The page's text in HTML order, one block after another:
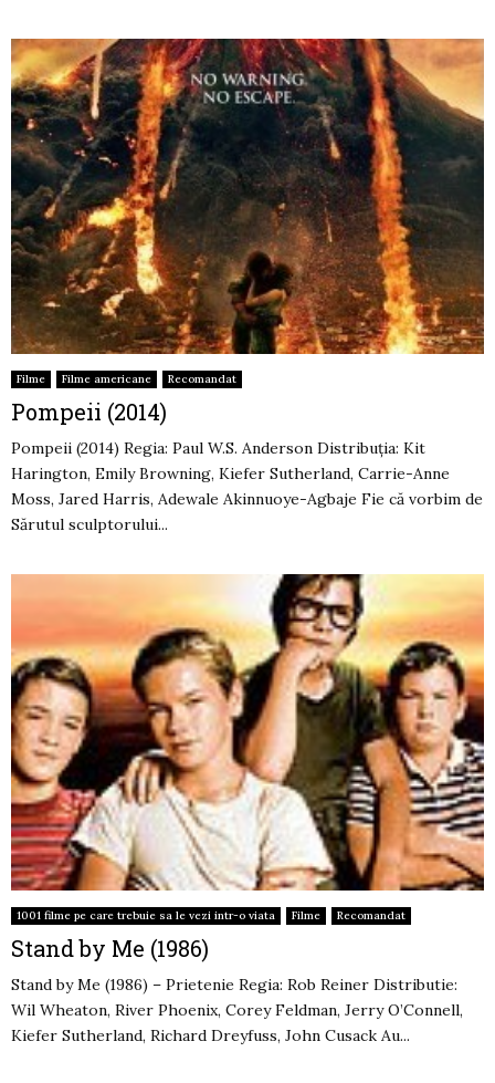
Filme Filme americane Recomandat
Pompeii (2014)
Pompeii (2014) Regia: Paul W.S. Anderson Distribuția: Kit
Harington, Emily Browning, Kiefer Sutherland, Carrie-Anne
Moss, Jared Harris, Adewale Akinnuoye-Agbaje Fie că vorbim de
Sărutul sculptorului...
1001 filme pe care trebuie sa le vezi intr-o viata Filme Recomandat
Stand by Me (1986)
Stand by Me (1986) – Prietenie Regia: Rob Reiner Distributie:
Wil Wheaton, River Phoenix, Corey Feldman, Jerry O’Connell,
Kiefer Sutherland, Richard Dreyfuss, John Cusack Au...